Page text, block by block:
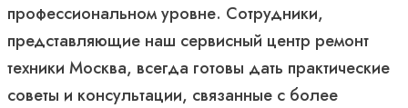
профессиональном уровне. Сотрудники,
представляющие наш сервисный центр ремонт
техники Москва, всегда готовы дать практические
советы и консультации, связанные с более